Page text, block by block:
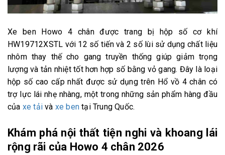
Xe ben Howo 4 chân được trang bị hộp số cơ khí
HW19712XSTL với 12 số tiến và 2 số lùi sử dụng chất liệu
nhôm thay thế cho gang truyền thống giúp giảm trọng
lượng và tản nhiệt tốt hơn hợp số bằng vỏ gang. Đây là loại
hộp số cao cấp nhất được sử dụng trên Hổ vồ 4 chân có
trợ lực lái nhẹ nhàng, một trong những sản phẩm hàng đầu
của xe tải và xe ben tại Trung Quốc.
Khám phá nội thất tiện nghi và khoang lái
rộng rãi của Howo 4 chân 2026